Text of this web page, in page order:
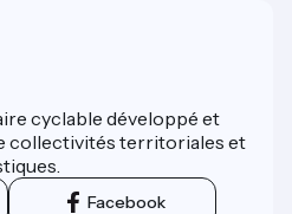
cyclable développé et
collectivités territoriales et
Facebook